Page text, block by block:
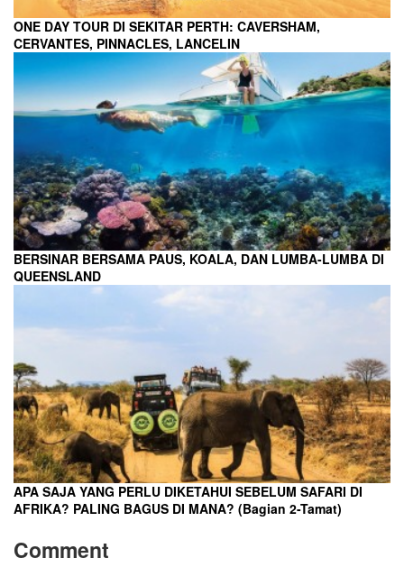
ONE DAY TOUR DI SEKITAR PERTH: CAVERSHAM,
CERVANTES, PINNACLES, LANCELIN
BERSINAR BERSAMA PAUS, KOALA, DAN LUMBA-LUMBA DI
QUEENSLAND
APA SAJA YANG PERLU DIKETAHUI SEBELUM SAFARI DI
AFRIKA? PALING BAGUS DI MANA? (Bagian 2-Tamat)
Comment